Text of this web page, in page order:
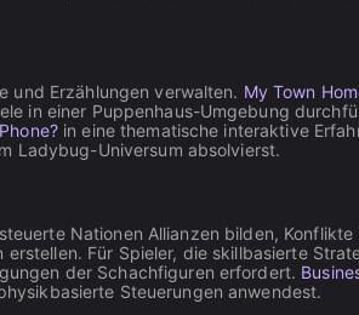
und Erzählungen verwalten. My Town
in einer Puppenhaus-Umgebung
in eine thematische interaktive
Ladybug-Universum absolvierst.
Nationen Allianzen bilden,
Für Spieler, die skillbasierte
der Schachfiguren erfordert.
Steuerungen anwendest.